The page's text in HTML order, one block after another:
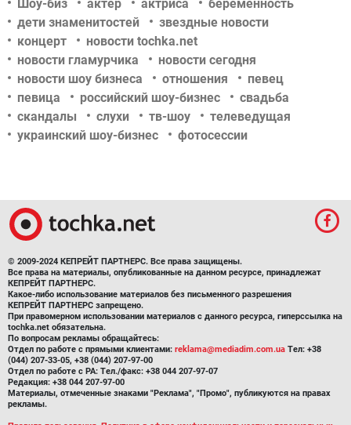
Шоу-биз
актер актриса
беременность
дети знаменитостей
звездные новости
концерт
новости tochka.net
новости гламурчика
новости сегодня
новости шоу бизнеса
отношения
певец
певица
российский шоу-бизнес
свадьба
скандалы
слухи тв-шоу
телеведущая
украинский шоу-бизнес
фотосессии
© 2009-2024 КЕПРЕЙТ ПАРТНЕРС. Все права защищены.
Все права на материалы, опубликованные на данном ресурсе, принадлежат
КЕПРЕЙТ ПАРТНЕРС.
Какое-либо использование материалов без письменного разрешения
КЕПРЕЙТ ПАРТНЕРС запрещено.
При правомерном использовании материалов с данного ресурса, гиперссылка на
tochka.net обязательна.
По вопросам рекламы обращайтесь:
Отдел по работе с прямыми клиентами: reklama@mediadim.com.ua Тел: +38
(044) 207-33-05, +38 (044) 207-97-00
Отдел по работе с РА: Тел./факс: +38 044 207-97-07
Редакция: +38 044 207-97-00
Материалы, отмеченные знаками "Реклама", "Промо", публикуются на правах
рекламы.